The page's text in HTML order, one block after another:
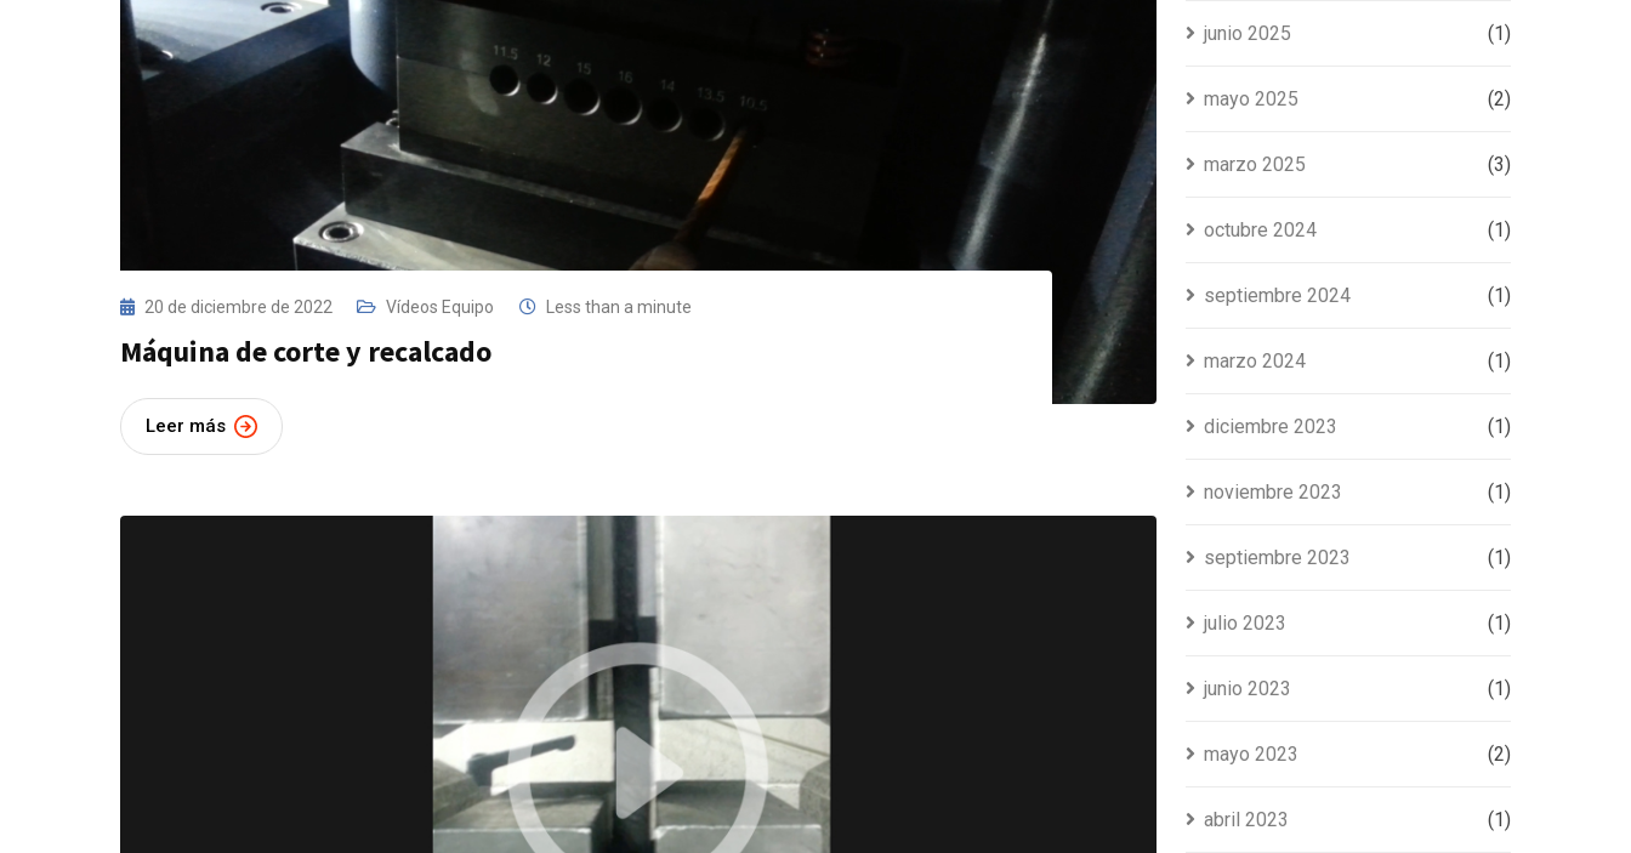
20 de diciembre de 2022 Vídeos Equipo Less than a minute
Máquina de corte y recalcado
Leer más
junio 2025 (1)
mayo 2025 (2)
marzo 2025 (3)
octubre 2024 (1)
septiembre 2024 (1)
marzo 2024 (1)
diciembre 2023 (1)
noviembre 2023 (1)
septiembre 2023 (1)
julio 2023 (1)
junio 2023 (1)
mayo 2023 (2)
abril 2023 (1)